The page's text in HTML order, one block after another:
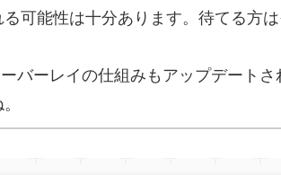
可能性は十分あります。待てる方
バーレイの仕組みもアップデート